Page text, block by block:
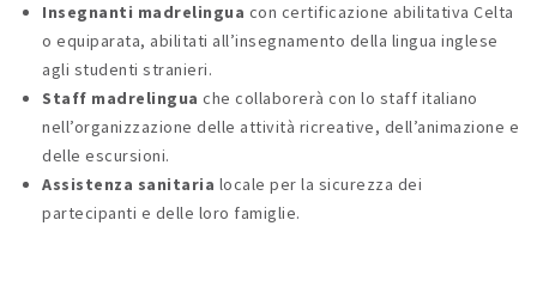
Insegnanti madrelingua con certificazione abilitativa Celta
o equiparata, abilitati all’insegnamento della lingua inglese
agli studenti stranieri.
Staff madrelingua che collaborerà con lo staff italiano
nell’organizzazione delle attività ricreative, dell’animazione e
delle escursioni.
Assistenza sanitaria locale per la sicurezza dei
partecipanti e delle loro famiglie.